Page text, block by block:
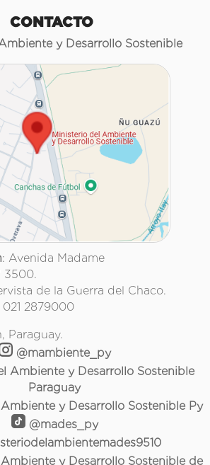
CONTACTO
y Desarrollo Sostenible
: Avenida Madame
3500.
de la Guerra del Chaco.
021 2879000
Paraguay.
@mambiente_py
Ambiente y Desarrollo Sostenible
Paraguay
y Desarrollo Sostenible Py
@mades_py
y Desarrollo Sostenible de